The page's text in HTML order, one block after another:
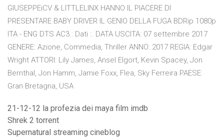
GIUSEPPEiCV & LITTLELINX HANNO IL PIACERE DI
PRESENTARE BABY DRIVER IL GENIO DELLA FUGA BDRip 1080p
ITA - ENG DTS AC3.: Dati :. DATA USCITA: 07 settembre 2017
GENERE: Azione, Commedia, Thriller ANNO: 2017 REGIA: Edgar
Wright ATTORI: Lily James, Ansel Elgort, Kevin Spacey, Jon
Bernthal, Jon Hamm, Jamie Foxx, Flea, Sky Ferreira PAESE:
Gran Bretagna, USA
21-12-12 la profezia dei maya film imdb
Shrek 2 torrent
Supernatural streaming cineblog